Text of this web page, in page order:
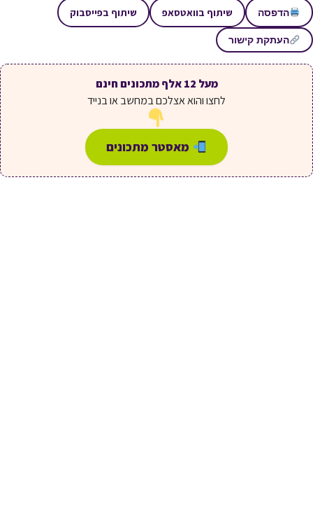
הדפסה שיתוף בוואטסאפ שיתוף בפייסבוק
העתקת קישור
מעל 12 אלף מתכונים חינם
לחצו והוא אצלכם במחשב או בנייד
מאסטר מתכונים